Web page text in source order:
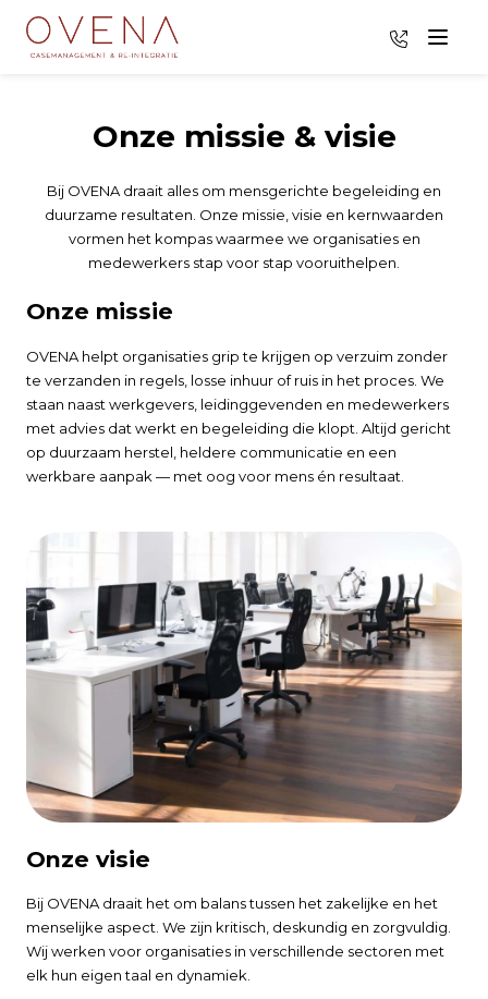
Menu
035 -
Onze missie & visie
Bij OVENA draait alles om mensgerichte begeleiding en
duurzame resultaten. Onze missie, visie en kernwaarden
vormen het kompas waarmee we organisaties en
medewerkers stap voor stap vooruithelpen.
Onze missie
OVENA helpt organisaties grip te krijgen op verzuim zonder
te verzanden in regels, losse inhuur of ruis in het proces. We
staan naast werkgevers, leidinggevenden en medewerkers
met advies dat werkt en begeleiding die klopt. Altijd gericht
op duurzaam herstel, heldere communicatie en een
werkbare aanpak — met oog voor mens én resultaat.
Onze visie
Bij OVENA draait het om balans tussen het zakelijke en het
menselijke aspect. We zijn kritisch, deskundig en zorgvuldig.
Wij werken voor organisaties in verschillende sectoren met
elk hun eigen taal en dynamiek.